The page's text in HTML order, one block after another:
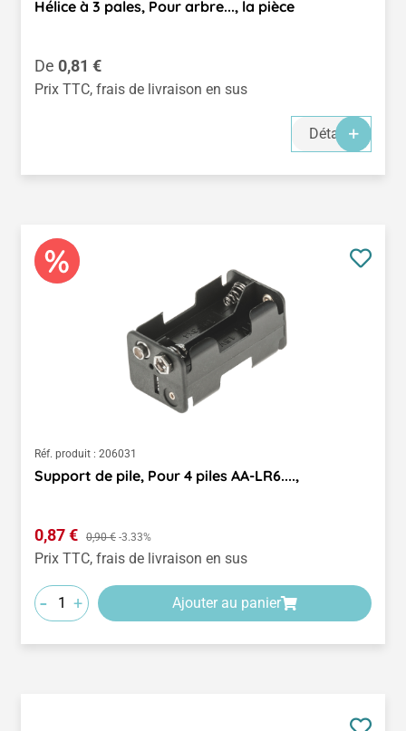
Hélice à 3 pales, Pour arbre..., la pièce
Prix régulier :
De 0,81 €
Prix TTC, frais de livraison en sus
Détails
Réf. produit : 206031
Support de pile, Pour 4 piles AA-LR6....,
Prix de vente :
0,87 € Prix régulier :
0,90 € -3.33%
Prix TTC, frais de livraison en sus
- + Ajouter au panier